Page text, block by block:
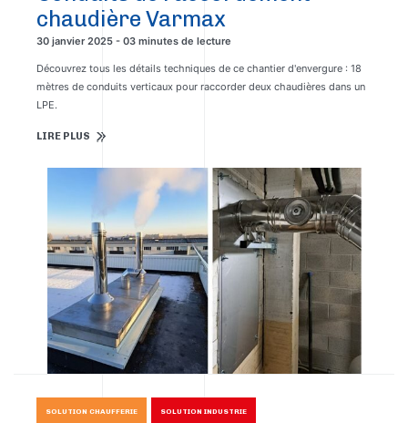
chaudière Varmax
30 janvier 2025 - 03 minutes de lecture
Découvrez tous les détails techniques de ce chantier d'envergure : 18
mètres de conduits verticaux pour raccorder deux chaudières dans un
LPE.
LIRE PLUS
SOLUTION CHAUFFERIE SOLUTION INDUSTRIE